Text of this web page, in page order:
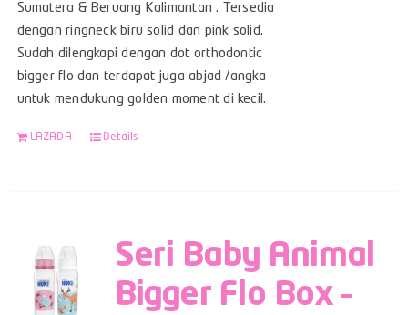
Sumatera & Beruang Kalimantan . Tersedia
dengan ringneck biru solid dan pink solid.
Sudah dilengkapi dengan dot orthodontic
bigger flo dan terdapat juga abjad /angka
untuk mendukung golden moment di kecil.
LAZADA Details
Seri Baby Animal
Bigger Flo Box –